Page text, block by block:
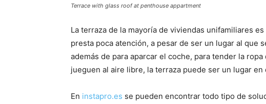
Terrace with glass roof at penthouse appartment
La terraza de la mayoría de viviendas unifamiliares
presta poca atención, a pesar de ser un lugar al que
además de para aparcar el coche, para tender la
jueguen al aire libre, la terraza puede ser un lugar
En instapro.es se pueden encontrar todo tipo de